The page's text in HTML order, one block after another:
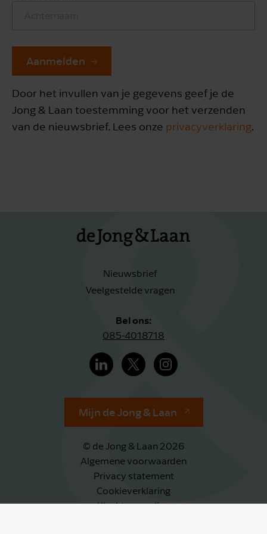
Aanmelden
Door het invullen van je gegevens geef je de
Jong & Laan toestemming voor het verzenden
van de nieuwsbrief. Lees onze privacyverklaring.
Nieuwsbrief
Veelgestelde vragen
Bel ons:
085-4018718
Mijn de Jong & Laan
© de Jong & Laan 2026
Algemene voorwaarden
Privacy statement
Cookieverklaring
Klachtenregeling